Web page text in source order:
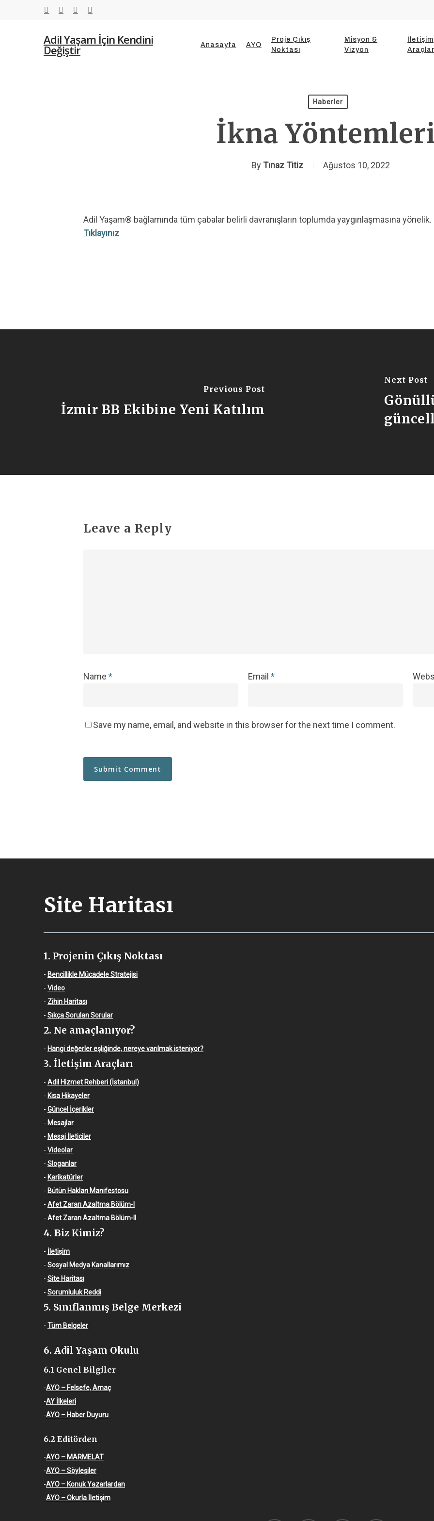
twitterfacebook
youtubeinstagram
Adil Yaşam İçin Kendini
Değiştir Anasayfa AYO
Proje Çıkış
Noktası
Misyon &
Vizyon
İletişim
Haberler
İkna
By Tınaz Titiz Ağustos 10, 2022
Adil Yaşam® bağlamında tüm çabalar belirli davranışların toplumda yaygınlaşmasına
Tıklayınız
Previous Post
İzmir BB Ekibine Yeni Katılım
Next Post
Leave a Reply
Name * Email *
Save my name, email, and website in this browser for the next time I comment.
Site Haritası
1. Projenin Çıkış Noktası
- Bencillikle Mücadele Stratejisi
- Video
- Zihin Haritası
- Sıkça Sorulan Sorular
2. Ne amaçlanıyor?
- Hangi değerler eşliğinde, nereye varılmak isteniyor?
3. İletişim Araçları
- Adil Hizmet Rehberi (İstanbul)
- Kısa Hikayeler
- Güncel İçerikler
- Mesajlar
- Mesaj İleticiler
- Videolar
- Sloganlar
- Karikatürler
- Bütün Hakları Manifestosu
- Afet Zararı Azaltma Bölüm-I
- Afet Zararı Azaltma Bölüm-II
4. Biz Kimiz?
- İletişim
- Sosyal Medya Kanallarımız
- Site Haritası
- Sorumluluk Reddi
5. Sınıflanmış Belge Merkezi
- Tüm Belgeler
6. Adil Yaşam Okulu
6.1 Genel Bilgiler
-AYO – Felsefe, Amaç
-AY İlkeleri
-AYO – Haber Duyuru
6.2 Editörden
-AYO – MARMELAT
-AYO – Söyleşiler
-AYO – Konuk Yazarlardan
-AYO – Okurla İletişim